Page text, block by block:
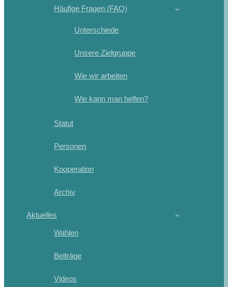
Häufige Fragen (FAQ)
Unterschiede
Unsere Zielgruppe
Wie wir arbeiten
Wie kann man helfen?
Statut
Personen
Kooperation
Archiv
Aktuelles
Wahlen
Beiträge
Videos